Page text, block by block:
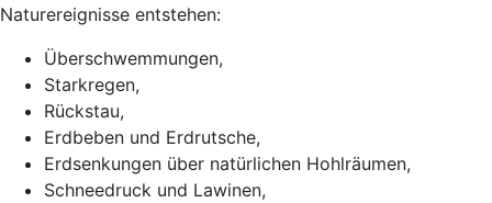
Naturereignisse entstehen:
Überschwemmungen,
Starkregen,
Rückstau,
Erdbeben und Erdrutsche,
Erdsenkungen über natürlichen Hohlräumen,
Schneedruck und Lawinen,